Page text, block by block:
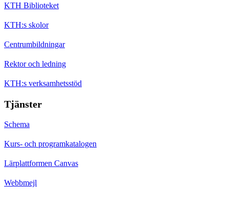
KTH Biblioteket
KTH:s skolor
Centrumbildningar
Rektor och ledning
KTH:s verksamhetsstöd
Tjänster
Schema
Kurs- och programkatalogen
Lärplattformen Canvas
Webbmejl